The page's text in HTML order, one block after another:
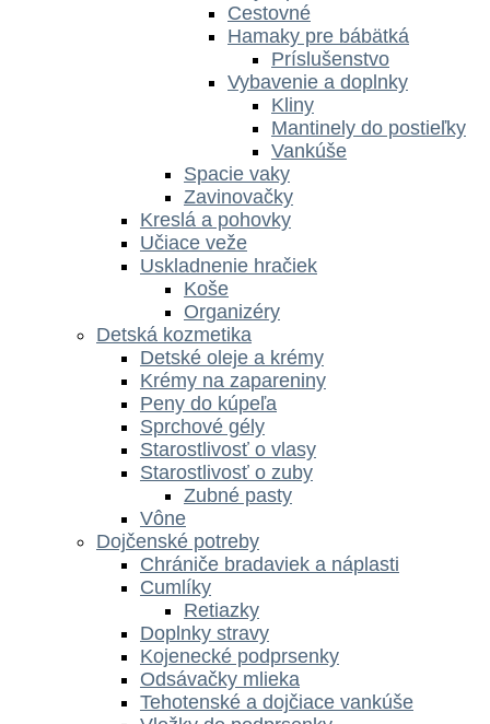
Cestovné
Hamaky pre bábätká
Príslušenstvo
Vybavenie a doplnky
Kliny
Mantinely do postieľky
Vankúše
Spacie vaky
Zavinovačky
Kreslá a pohovky
Učiace veže
Uskladnenie hračiek
Koše
Organizéry
Detská kozmetika
Detské oleje a krémy
Krémy na zapareniny
Peny do kúpeľa
Sprchové gély
Starostlivosť o vlasy
Starostlivosť o zuby
Zubné pasty
Vône
Dojčenské potreby
Chrániče bradaviek a náplasti
Cumlíky
Retiazky
Doplnky stravy
Kojenecké podprsenky
Odsávačky mlieka
Tehotenské a dojčiace vankúše